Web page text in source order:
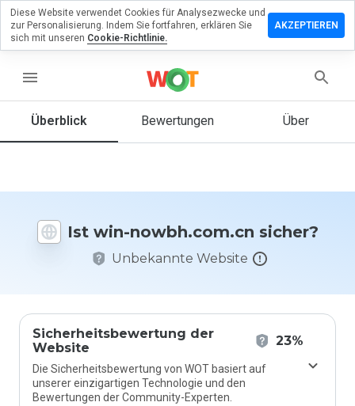
menu
Überblick Bewertungen Über
Ist win-nowbh.com.cn sicher?
Unbekannte Website
Sicherheitsbewertung der
Website
23%
Die Sicherheitsbewertung von WOT basiert auf
unserer einzigartigen Technologie und den
Bewertungen der Community-Experten.
zu
würden
Website
auf einer
Skala von
Diese Website verwendet Cookies für Analysezwecke und
zur Personalisierung. Indem Sie fortfahren, erklären Sie
sich mit unseren Cookie-Richtlinie.
AKZEPTIEREN